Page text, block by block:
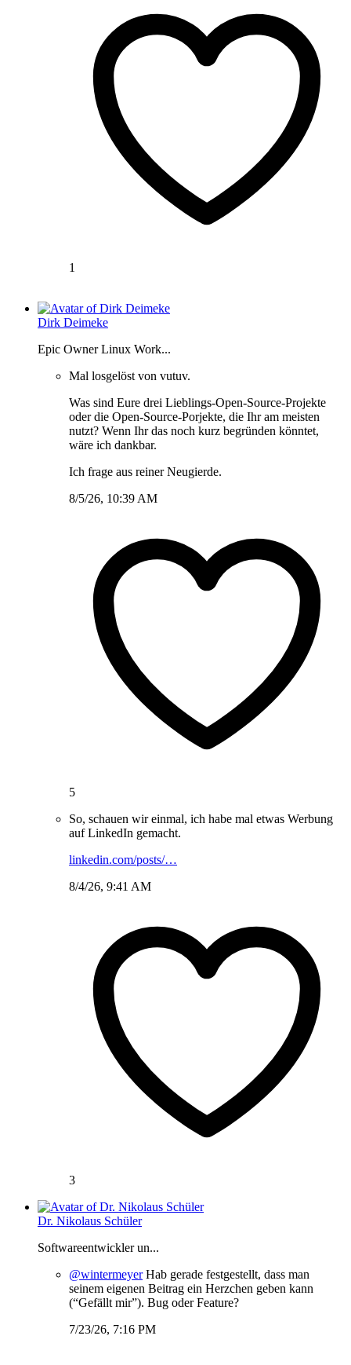
1
Dirk Deimeke
Epic Owner Linux Work...
Mal losgelöst von vutuv.
Was sind Eure drei Lieblings-Open-Source-Projekte
oder die Open-Source-Porjekte, die Ihr am meisten
nutzt? Wenn Ihr das noch kurz begründen könntet,
wäre ich dankbar.
Ich frage aus reiner Neugierde.
8/5/26, 10:39 AM
5
So, schauen wir einmal, ich habe mal etwas Werbung
auf LinkedIn gemacht.
linkedin.com/posts/…
8/4/26, 9:41 AM
3
Dr. Nikolaus Schüler
Softwareentwickler un...
@wintermeyerHab gerade festgestellt, dass man
seinem eigenen Beitrag ein Herzchen geben kann
(“Gefällt mir”). Bug oder Feature?
7/23/26, 7:16 PM